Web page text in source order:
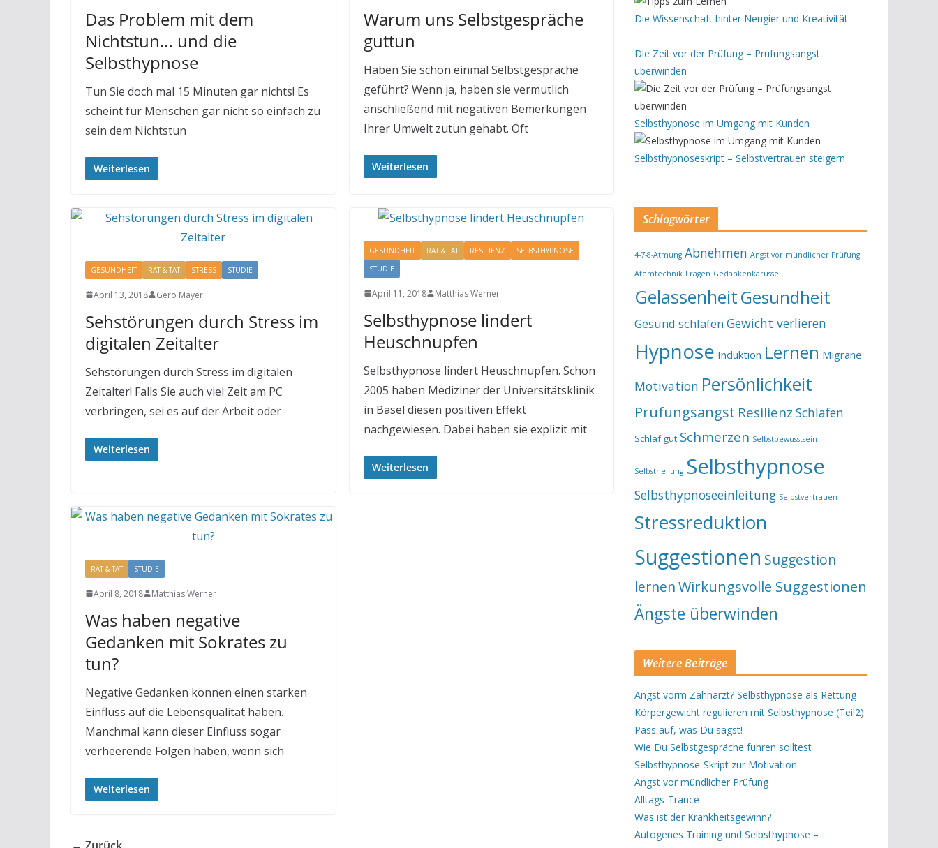
Das Problem mit dem
Nichtstun… und die
Selbsthypnose
Tun Sie doch mal 15 Minuten gar nichts! Es
scheint für Menschen gar nicht so einfach zu
sein dem Nichtstun
Weiterlesen
Warum uns Selbstgespräche
guttun
Haben Sie schon einmal Selbstgespräche
geführt? Wenn ja, haben sie vermutlich
anschließend mit negativen Bemerkungen
Ihrer Umwelt zutun gehabt. Oft
Weiterlesen
GESUNDHEIT RAT & TAT STRESS STUDIE
April 13, 2018 Gero Mayer
Sehstörungen durch Stress im
digitalen Zeitalter
Sehstörungen durch Stress im digitalen
Zeitalter! Falls Sie auch viel Zeit am PC
verbringen, sei es auf der Arbeit oder
Weiterlesen
GESUNDHEIT RAT & TAT RESILIENZ
SELBSTHYPNOSE
STUDIE
April 11, 2018 Matthias Werner
Selbsthypnose lindert
Heuschnupfen
Selbsthypnose lindert Heuschnupfen. Schon
2005 haben Mediziner der Universitätsklinik
in Basel diesen positiven Effekt
nachgewiesen. Dabei haben sie explizit mit
Weiterlesen
RAT & TAT STUDIE
April 8, 2018 Matthias Werner
Was haben negative
Gedanken mit Sokrates zu
tun?
Negative Gedanken können einen starken
Einfluss auf die Lebensqualität haben.
Manchmal kann dieser Einfluss sogar
verheerende Folgen haben, wenn sich
Weiterlesen
Die Wissenschaft hinter Neugier und Kreativität
Die Zeit vor der Prüfung – Prüfungsangst
überwinden
Selbsthypnose im Umgang mit Kunden
Selbsthypnoseskript – Selbstvertrauen steigern
Schlagwörter
4-7-8-Atmung Abnehmen Angst vor mündlicher Prüfung
Atemtechnik Fragen Gedankenkarussell
GelassenheitGesundheit
Gesund schlafen Gewicht verlieren
Hypnose Induktion Lernen Migräne
Motivation Persönlichkeit
Prüfungsangst Resilienz Schlafen
Schlaf gut Schmerzen Selbstbewusstsein
Selbstheilung Selbsthypnose
Selbsthypnoseeinleitung Selbstvertrauen
Stressreduktion
Suggestionen Suggestion
lernenWirkungsvolle Suggestionen
Ängste überwinden
Weitere Beiträge
Angst vorm Zahnarzt? Selbsthypnose als Rettung
Körpergewicht regulieren mit Selbsthypnose (Teil2)
Pass auf, was Du sagst!
Wie Du Selbstgespräche führen solltest
Selbsthypnose-Skript zur Motivation
Angst vor mündlicher Prüfung
Alltags-Trance
Was ist der Krankheitsgewinn?
Autogenes Training und Selbsthypnose –